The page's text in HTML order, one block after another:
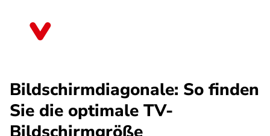
Bildschirmdiagonale: So finden
Sie die optimale TV-